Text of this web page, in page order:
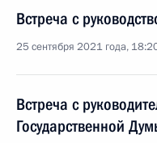
Встреча с
25 сентября 2021 года,
Встреча с
Государственной